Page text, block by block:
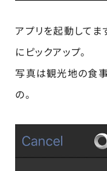
アプリを起動して
にピックアップ。
写真は観光地の食
の。